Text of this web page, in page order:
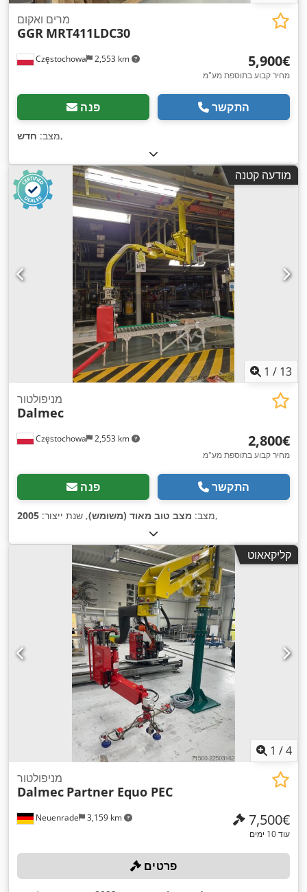
Częstochowa 2,553 km
מרים ואקום
GGR MRT411LDC30
‏5,900 ‏€
מחיר קבוע בתוספת מע"מ
פנה התקשר
מצב: חדש ,
מודעה קטנה
1 / 13
Częstochowa 2,553 km
מניפולטור
Dalmec
‏2,800 ‏€
מחיר קבוע בתוספת מע"מ
פנה התקשר
מצב: מצב טוב מאוד (משומש), שנת ייצור: 2005 ,
קליקאאוט
1 /4
Neuenrade 3,159 km
מניפולטור
Dalmec Partner Equo PEC
‏7,500 ‏€
עוד 10 ימים
פרטים